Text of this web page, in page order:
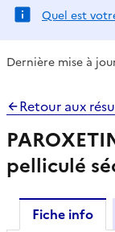
Quel est
Dernière mise à
Retour aux
pelliculé
Fiche info